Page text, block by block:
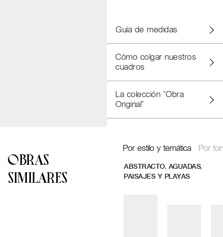
Guía de medidas
Cómo colgar nuestros
cuadros
La colección "Obra
Original"
OBRAS
SIMILARES
Por estilo y temática Por
ABSTRACTO, AGUADAS,
PAISAJES Y PLAYAS